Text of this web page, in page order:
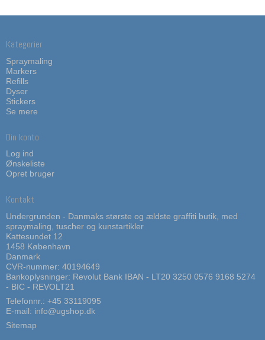
Kategorier
Spraymaling
Markers
Refills
Dyser
Stickers
Se mere
Din konto
Log ind
Ønskeliste
Opret bruger
Kontakt
Undergrunden - Danmaks største og ældste graffiti butik, med
spraymaling, tuscher og kunstartikler
Kattesundet 12
1458 København
Danmark
CVR-nummer: 40194649
Bankoplysninger: Revolut Bank IBAN - LT20 3250 0576 9168 5274
- BIC - REVOLT21
Telefonnr.: +45 33119095
E-mail: info@ugshop.dk
Sitemap